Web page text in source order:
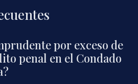
por exceso de
penal en el Condado